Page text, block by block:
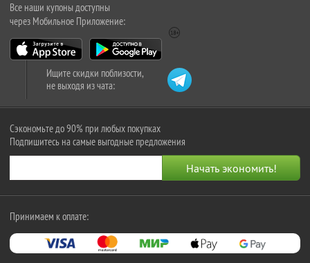
Все наши купоны доступны
через Мобильное Приложение:
Ищите скидки поблизости,
не выходя из чата:
Сэкономьте до 90% при любых покупках
Подпишитесь на самые выгодные предложения
Принимаем к оплате: